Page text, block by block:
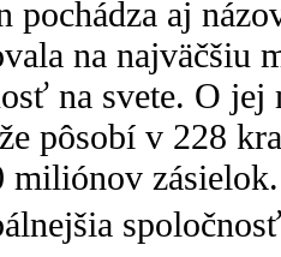
pochádza aj
na najväčšiu
na svete. O jej
pôsobí v 228
miliónov